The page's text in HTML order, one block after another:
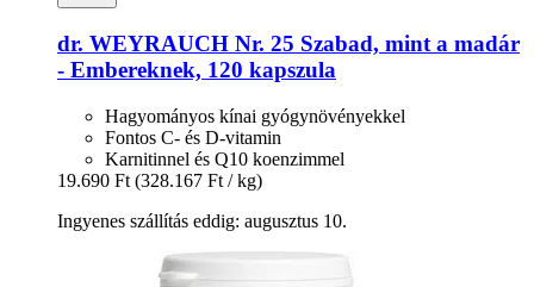
dr. WEYRAUCH Nr. 25 Szabad, mint a madár
-​ Embereknek, 120 kapszula
Hagyományos kínai gyógynövényekkel
Fontos C- és D-vitamin
Karnitinnel és Q10 koenzimmel
19.690 Ft (328.167 Ft / kg)
Ingyenes szállítás eddig: augusztus 10.